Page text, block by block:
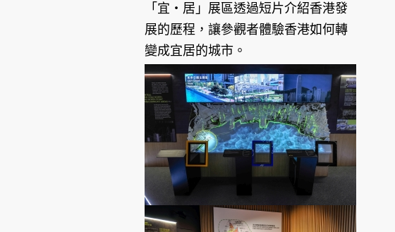
「宜‧居」展區透過短片介紹香港發
展的歷程，讓參觀者體驗香港如何轉
變成宜居的城市。